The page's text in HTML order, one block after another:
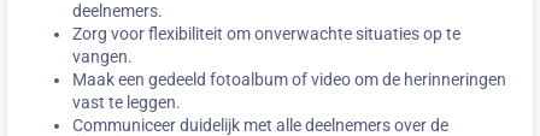
deelnemers.
Zorg voor flexibiliteit om onverwachte situaties op te
vangen.
Maak een gedeeld fotoalbum of video om de herinneringen
vast te leggen.
Communiceer duidelijk met alle deelnemers over de